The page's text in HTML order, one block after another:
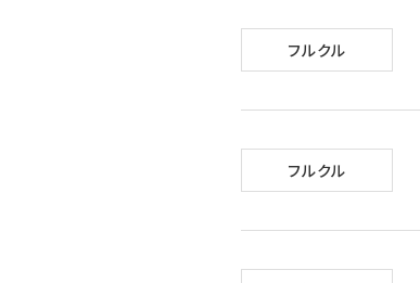
フルクル
フルクル